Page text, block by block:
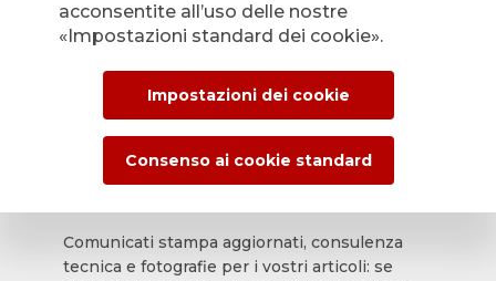
L’Ufficio stampa di
APG|SGA per le
news e i comunicati
stampa.
Comunicati stampa aggiornati, consulenza
tecnica e fotografie per i vostri articoli: se
acconsentite all’uso delle nostre
«Impostazioni standard dei cookie».
Impostazioni dei cookie
Consenso ai cookie standard